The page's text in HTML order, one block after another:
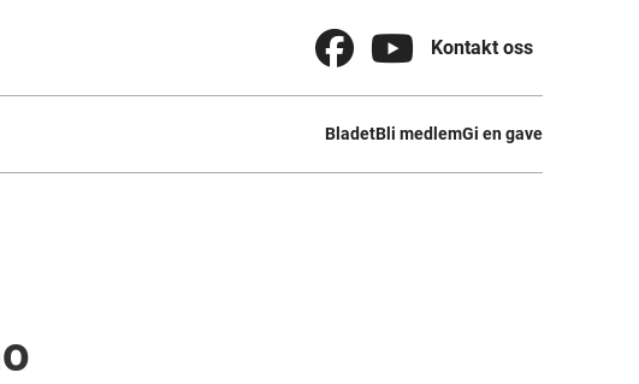
  Kontakt oss
BladetBli medlemGi en gave